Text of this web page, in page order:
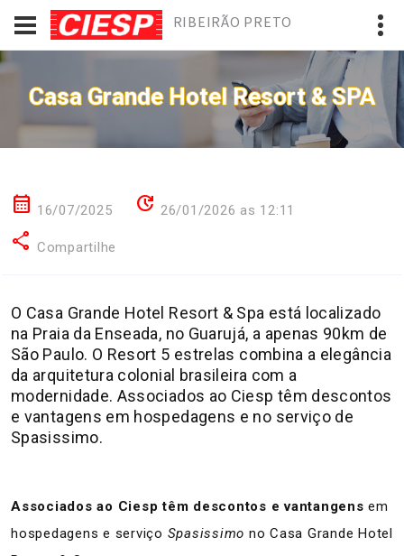
RIBEIRÃO PRETO
Casa Grande Hotel Resort & SPA
calendar_month 16/07/2025 update 26/01/2026 as 12:11
share Compartilhe
O Casa Grande Hotel Resort & Spa está localizado
na Praia da Enseada, no Guarujá, a apenas 90km de
São Paulo. O Resort 5 estrelas combina a elegância
da arquitetura colonial brasileira com a
modernidade. Associados ao Ciesp têm descontos
e vantagens em hospedagens e no serviço de
Spasissimo.
Associados ao Ciesp têm descontos e vantangens em
hospedagens e serviço Spasissimo no Casa Grande Hotel